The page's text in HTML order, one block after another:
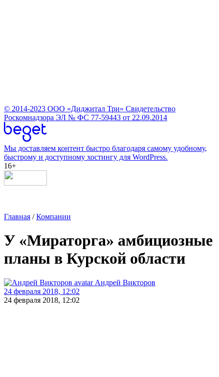
© 2014-2023 ООО «Диджитал Три» Свидетельство
Роскомнадзора ЭЛ № ФС 77-59443 от 22.09.2014
Мы доставляем контент быстро благодаря самому удобному,
быстрому и доступному хостингу для WordPress.
16+
Главная /Компании
У «Мираторга» амбициозные
планы в Курской области
Андрей Викторов
24 февраля 2018, 12:02
24 февраля 2018, 12:02